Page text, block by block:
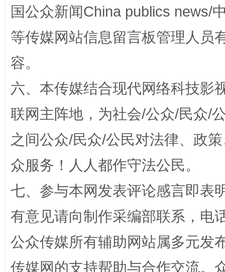
扯下公款旅游的“隐身衣” 如何以
“蜀中异人”王建安的艺术幻境
国公众新闻China publics news/
等传媒网站信息留言板管理人员
容。
六、本传媒结合现代网络科技影
联网主阵地，为社会/公众/民众/
之间公众/民众/公民对法律、政
众服务！人人都作守法公民。
七、参与本网发表评论感言即表
有意见请向制作采编部联系，电
公众传媒所有辅助网站属多元发
传媒网的支持帮助与合作交流。